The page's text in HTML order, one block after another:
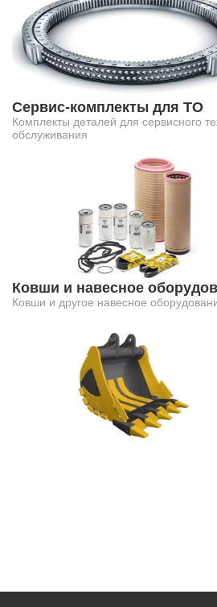
Сервис-комплекты для ТО
Комплекты деталей для сервисного
обслуживания
Ковши и навесное
Ковши и другое навесное